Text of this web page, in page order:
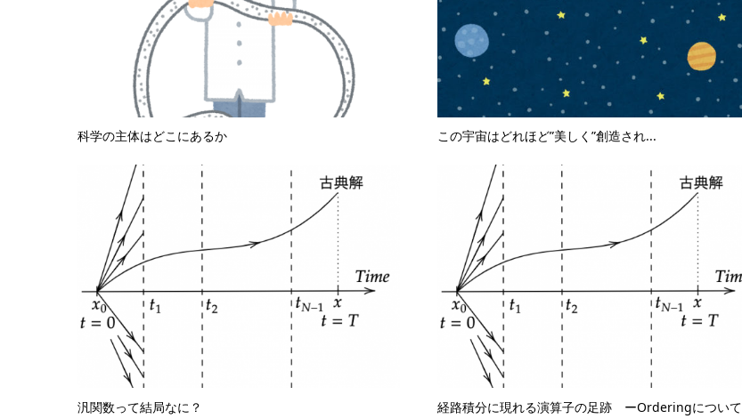
科学の主体はどこにあるか この宇宙はどれほど”美しく”創造され...
汎関数って結局なに？ 経路積分に現れる演算子の足跡 ーOrderingについて